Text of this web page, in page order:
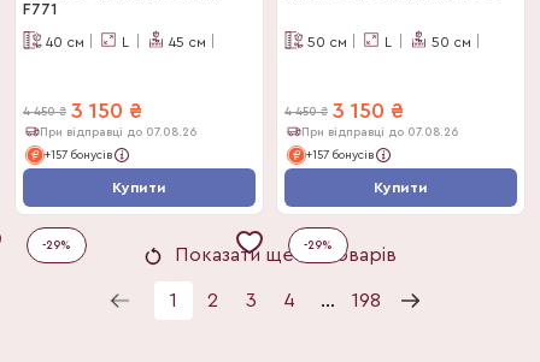
F771
40 см L 45 см
4 450 ₴ 3 150 ₴
При відправці до 07.08.26
+157 бонусів
Купити
-29%
50 см L 50 см
4 450 ₴ 3 150 ₴
При відправці до 07.08.26
+157 бонусів
Купити
-29%
Показати ще 24 товарів
1 2 3 4 ... 198